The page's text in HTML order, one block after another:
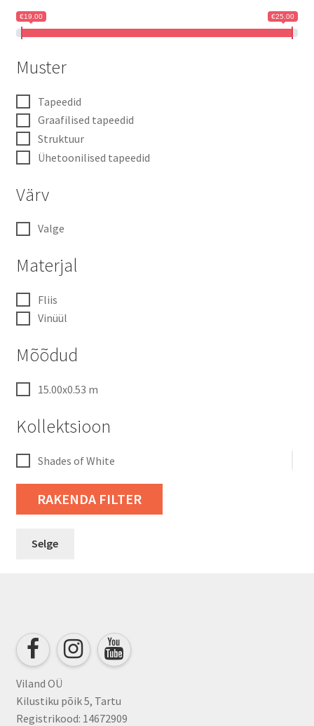
€19.00 €25.00
Muster
Tapeedid
Graafilised tapeedid
Struktuur
Ühetoonilised tapeedid
Värv
Valge
Materjal
Fliis
Vinüül
Mõõdud
15.00x0.53 m
Kollektsioon
Shades of White
RAKENDA FILTER
Selge
Viland OÜ
Kilustiku põik 5, Tartu
Registrikood: 14672909